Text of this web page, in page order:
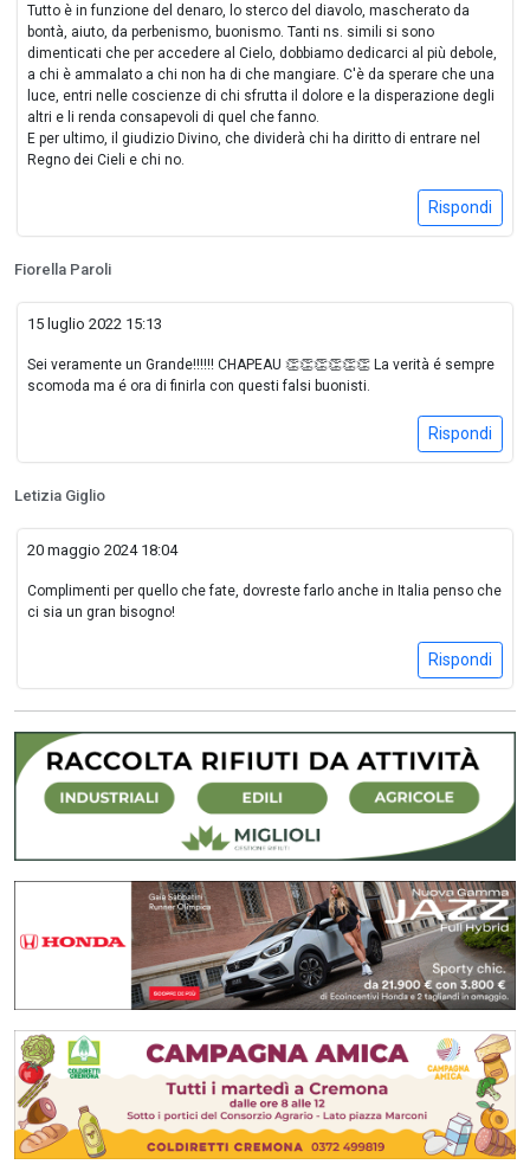
Tutto è in funzione del denaro, lo sterco del diavolo, mascherato da
bontà, aiuto, da perbenismo, buonismo. Tanti ns. simili si sono
dimenticati che per accedere al Cielo, dobbiamo dedicarci al più debole,
a chi è ammalato a chi non ha di che mangiare. C'è da sperare che una
luce, entri nelle coscienze di chi sfrutta il dolore e la disperazione degli
altri e li renda consapevoli di quel che fanno.
E per ultimo, il giudizio Divino, che dividerà chi ha diritto di entrare nel
Regno dei Cieli e chi no.
Rispondi
Fiorella Paroli
15 luglio 2022 15:13
Sei veramente un Grande!!!!!! CHAPEAU 👏👏👏👏👏👏 La verità é sempre
scomoda ma é ora di finirla con questi falsi buonisti.
Rispondi
Letizia Giglio
20 maggio 2024 18:04
Complimenti per quello che fate, dovreste farlo anche in Italia penso che
ci sia un gran bisogno!
Rispondi